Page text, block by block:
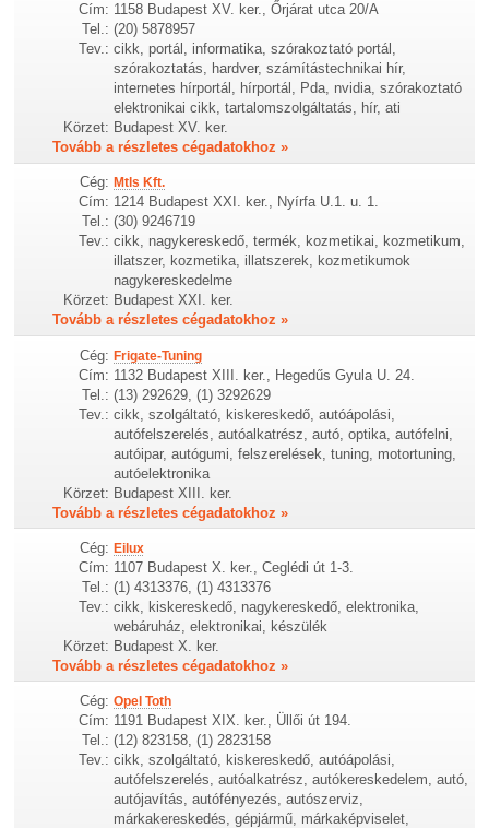
Cím: 1158 Budapest XV. ker., Őrjárat utca 20/A
Tel.: (20) 5878957
Tev.: cikk, portál, informatika, szórakoztató portál,
szórakoztatás, hardver, számítástechnikai hír,
internetes hírportál, hírportál, Pda, nvidia, szórakoztató
elektronikai cikk, tartalomszolgáltatás, hír, ati
Körzet: Budapest XV. ker.
Tovább a részletes cégadatokhoz »
Cég: Mtls Kft.
Cím: 1214 Budapest XXI. ker., Nyírfa U.1. u. 1.
Tel.: (30) 9246719
Tev.: cikk, nagykereskedő, termék, kozmetikai, kozmetikum,
illatszer, kozmetika, illatszerek, kozmetikumok
nagykereskedelme
Körzet: Budapest XXI. ker.
Tovább a részletes cégadatokhoz »
Cég: Frigate-Tuning
Cím: 1132 Budapest XIII. ker., Hegedűs Gyula U. 24.
Tel.: (13) 292629, (1) 3292629
Tev.: cikk, szolgáltató, kiskereskedő, autóápolási,
autófelszerelés, autóalkatrész, autó, optika, autófelni,
autóipar, autógumi, felszerelések, tuning, motortuning,
autóelektronika
Körzet: Budapest XIII. ker.
Tovább a részletes cégadatokhoz »
Cég: Eilux
Cím: 1107 Budapest X. ker., Ceglédi út 1-3.
Tel.: (1) 4313376, (1) 4313376
Tev.: cikk, kiskereskedő, nagykereskedő, elektronika,
webáruház, elektronikai, készülék
Körzet: Budapest X. ker.
Tovább a részletes cégadatokhoz »
Cég: Opel Toth
Cím: 1191 Budapest XIX. ker., Üllői út 194.
Tel.: (12) 823158, (1) 2823158
Tev.: cikk, szolgáltató, kiskereskedő, autóápolási,
autófelszerelés, autóalkatrész, autókereskedelem, autó,
autójavítás, autófényezés, autószerviz,
márkakereskedés, gépjármű, márkaképviselet,